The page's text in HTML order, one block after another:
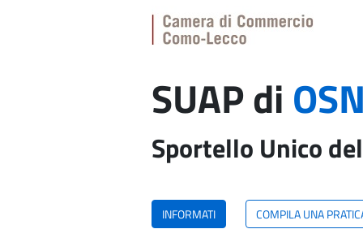
SUAP di
Sportello Unico
INFORMATI COMPILA UNA